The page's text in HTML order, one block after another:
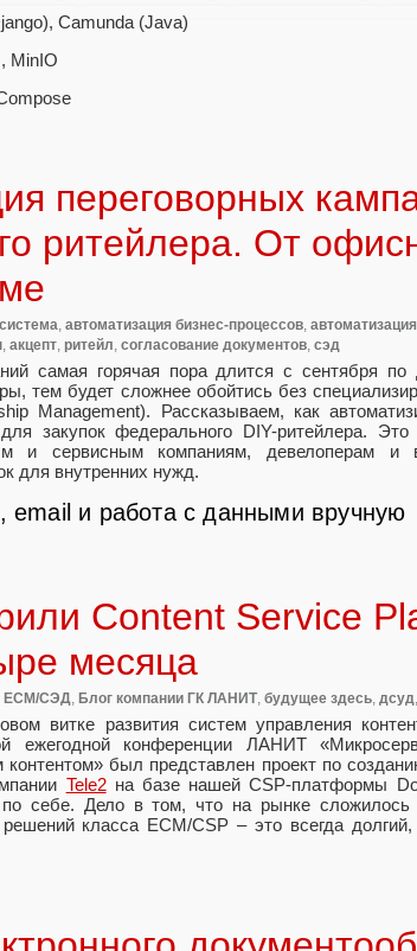
Camunda (Java)
MinIO
переговорных
ритейлера. От
автоматизация бизнес-процессов
акцепт ритейл согласование документов сэд
самая горячая пора длится с сентября
тем будет сложнее обойтись без
Management). Рассказываем, как
закупок федерального DIY-ритейлера.
и сервисным компаниям, девелоперам
для внутренних нужд.
email и работа с данными вручную
Content Service
месяца
ECM/СЭД Блог компании ГК ЛАНИТ, будущее здесь дсуд
витке развития систем управления
ежегодной конференции ЛАНИТ
был представлен проект по
Tele2на базе нашей CSP-платформы
себе. Дело в том, что на рынке сложилось
класса ECM/CSP – это всегда